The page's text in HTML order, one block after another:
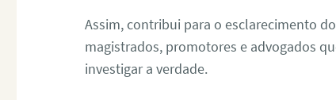
Assim, contribui para o esclarecimento
magistrados, promotores e advogados
investigar a verdade.